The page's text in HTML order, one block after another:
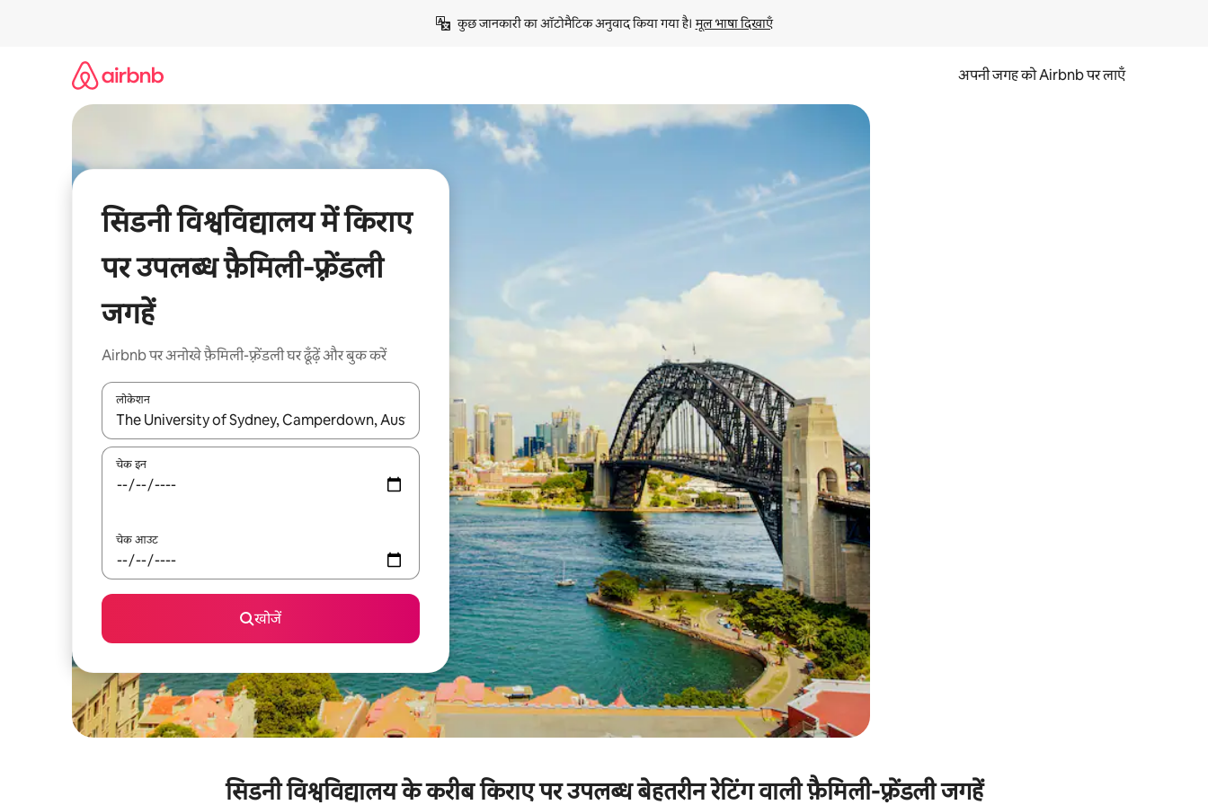
कुछ जानकारी का ऑटोमैटिक अनुवाद किया गया है। मूल भाषा दिखाएँ
अपनी जगह को Airbnb पर लाएँ
सिडनी विश्वविद्यालय में किराए
पर उपलब्ध फ़ैमिली-फ़्रेंडली
जगहें
Airbnb पर अनोखे फ़ैमिली-फ़्रेंडली घर ढूँढ़ें और बुक करें
लोकेशन
नतीजों के उपलब्ध होने पर, अप और डाउन 'ऐरो की' का इस्तेमाल करके नेविगेट करें या टच या फिर स्वाइप जेस्चर का इस्तेमाल करके एक्सप्लोर करें।
चेक इन
चेक आउट
खोजें
सिडनी विश्वविद्यालय के करीब किराए पर उपलब्ध बेहतरीन रेटिंग वाली फ़ैमिली-फ़्रेंडली जगहें